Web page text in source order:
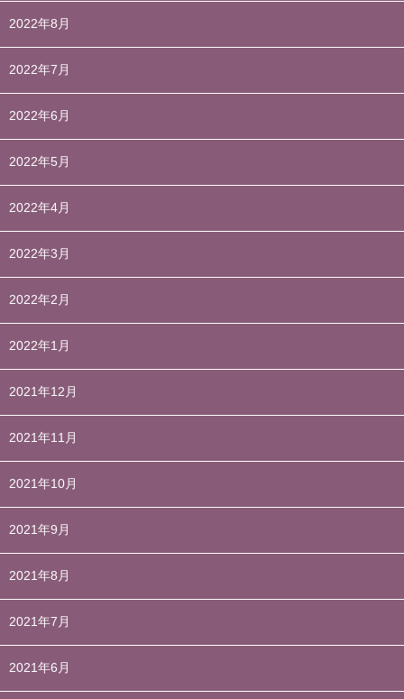
2022年8月
2022年7月
2022年6月
2022年5月
2022年4月
2022年3月
2022年2月
2022年1月
2021年12月
2021年11月
2021年10月
2021年9月
2021年8月
2021年7月
2021年6月